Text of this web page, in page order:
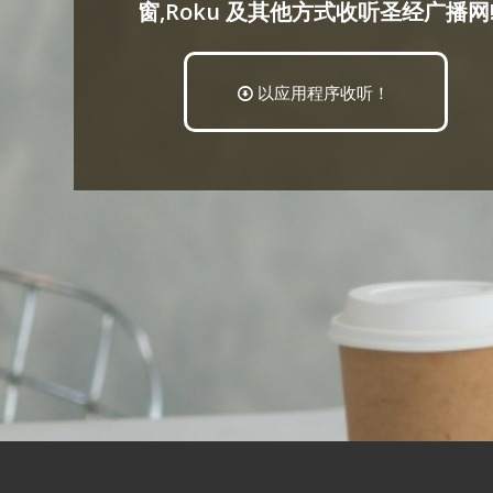
窗,Roku 及其他方式收听圣经广播
以应用程序收听！